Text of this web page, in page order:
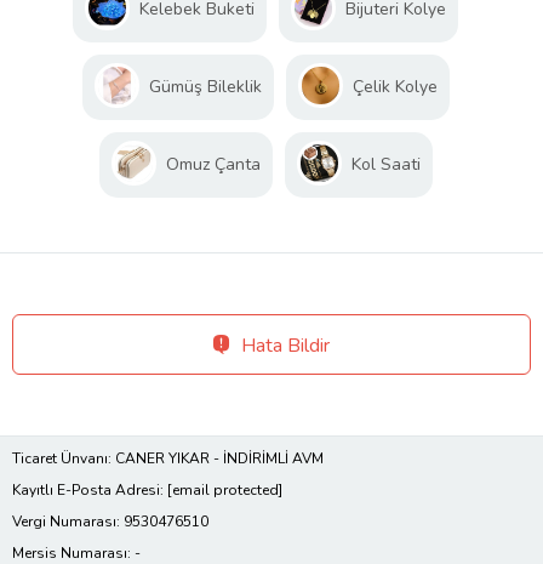
Kelebek Buketi Bijuteri Kolye
Gümüş Bileklik Çelik Kolye
Omuz Çanta Kol Saati
Hata Bildir
Ticaret Ünvanı: CANER YIKAR - İNDİRİMLİ AVM
Kayıtlı E-Posta Adresi: [email protected]
Vergi Numarası: 9530476510
Mersis Numarası: -